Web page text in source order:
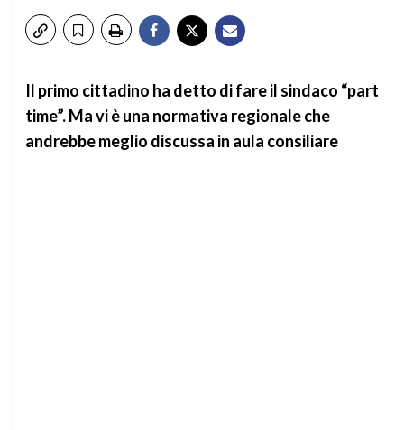
Il primo cittadino ha detto di fare il sindaco “part
time”. Ma vi è una normativa regionale che
andrebbe meglio discussa in aula consiliare